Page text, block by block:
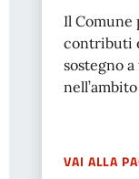
Il Comune
contributi
sostegno
VAI ALLA